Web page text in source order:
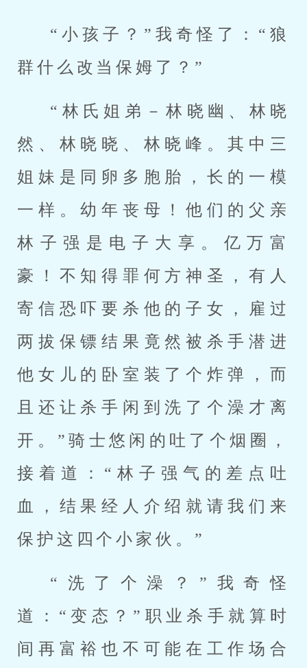
“小孩子？”我奇怪了：“狼
群什么改当保姆了？”
“林氏姐弟－林晓幽、林晓
然、林晓晓、林晓峰。其中三
姐妹是同卵多胞胎，长的一模
一样。幼年丧母！他们的父亲
林子强是电子大享。亿万富
豪！不知得罪何方神圣，有人
寄信恐吓要杀他的子女，雇过
两拔保镖结果竟然被杀手潜进
他女儿的卧室装了个炸弹，而
且还让杀手闲到洗了个澡才离
开。”骑士悠闲的吐了个烟圈，
接着道：“林子强气的差点吐
血，结果经人介绍就请我们来
保护这四个小家伙。”
“洗了个澡？”我奇怪
道：“变态？”职业杀手就算时
间再富裕也不可能在工作场合